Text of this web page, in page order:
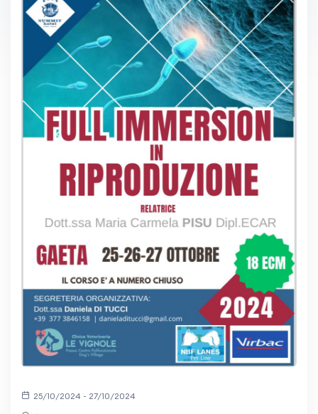
25/10/2024 - 27/10/2024